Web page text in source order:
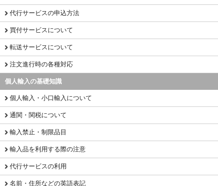
代行サービスの申込方法
買付サービスについて
転送サービスについて
注文進行時の各種対応
個人輸入の基礎知識
個人輸入・小口輸入について
通関・関税について
輸入禁止・制限品目
輸入品を利用する際の注意
代行サービスの利用
名前・住所などの英語表記